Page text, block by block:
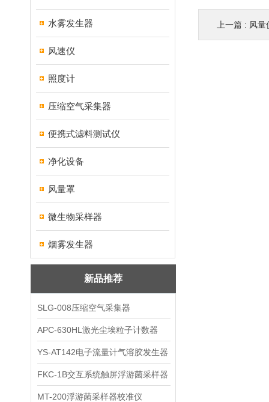
水雾发生器
风速仪
照度计
压缩空气采集器
便携式滤料测试仪
净化设备
风量罩
微生物采样器
烟雾发生器
新品推荐
SLG-008压缩空气采集器
APC-630HL激光尘埃粒子计数器
YS-AT142电子流量计气溶胶发生器
FKC-1B交互系统触屏浮游菌采样器
MT-200浮游菌采样器校准仪
上一篇 : 风量